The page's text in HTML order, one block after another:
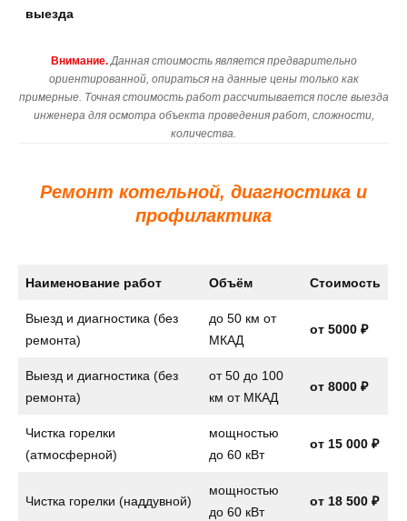
выезда
Внимание. Данная стоимость является предварительно
ориентированной, опираться на данные цены только как
примерные. Точная стоимость работ рассчитывается после выезда
инженера для осмотра объекта проведения работ, сложности,
количества.
Ремонт котельной, диагностика и
профилактика
Наименование работ Объём Стоимость
Выезд и диагностика (без
ремонта)
до 50 км от
МКАД
от 5000 ₽
Выезд и диагностика (без
ремонта)
от 50 до 100
км от МКАД
от 8000 ₽
Чистка горелки
(атмосферной)
мощностью
до 60 кВт
от 15 000 ₽
Чистка горелки (наддувной)
мощностью
до 60 кВт
от 18 500 ₽